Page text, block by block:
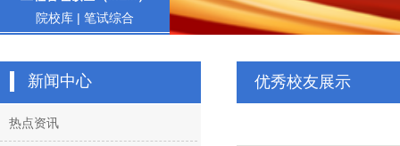
院校库 | 笔试综合
新闻中心
热点资讯
优秀校友展示